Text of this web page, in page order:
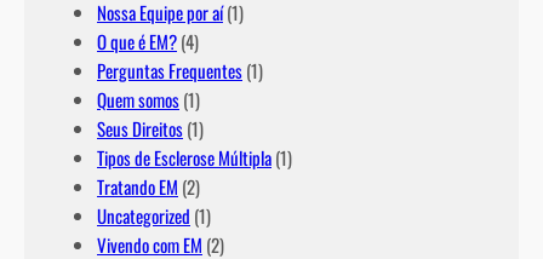
Nossa Equipe por aí(1)
O que é EM?(4)
Perguntas Frequentes(1)
Quem somos(1)
Seus Direitos(1)
Tipos de Esclerose Múltipla(1)
Tratando EM (2)
Uncategorized (1)
Vivendo com EM (2)